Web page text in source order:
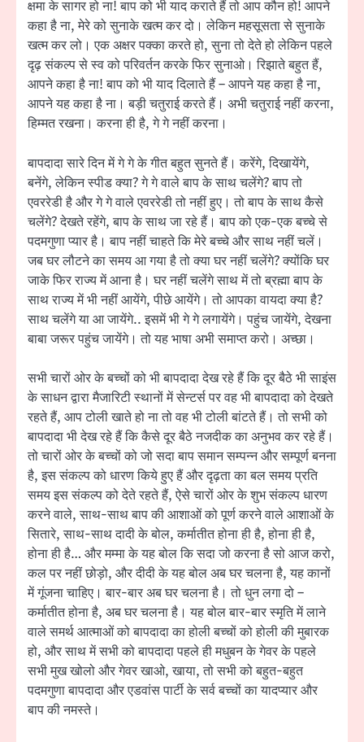
क्षमा के सागर हो ना! बाप को भी याद कराते हैं तो आप कौन हो! आपने
कहा है ना, मेरे को सुनाके खत्म कर दो। लेकिन महसूसता से सुनाके
खत्म कर लो। एक अक्षर पक्का करते हो, सुना तो देते हो लेकिन पहले
दृढ़ संकल्प से स्व को परिवर्तन करके फिर सुनाओ। रिझाते बहुत हैं,
आपने कहा है ना! बाप को भी याद दिलाते हैं – आपने यह कहा है ना,
आपने यह कहा है ना। बड़ी चतुराई करते हैं। अभी चतुराई नहीं करना,
हिम्मत रखना। करना ही है, गे गे नहीं करना।
बापदादा सारे दिन में गे गे के गीत बहुत सुनते हैं। करेंगे, दिखायेंगे,
बनेंगे, लेकिन स्पीड क्या? गे गे वाले बाप के साथ चलेंगे? बाप तो
एवररेडी है और गे गे वाले एवररेडी तो नहीं हुए। तो बाप के साथ कैसे
चलेंगे? देखते रहेंगे, बाप के साथ जा रहे हैं। बाप को एक-एक बच्चे से
पदमगुणा प्यार है। बाप नहीं चाहते कि मेरे बच्चे और साथ नहीं चलें।
जब घर लौटने का समय आ गया है तो क्या घर नहीं चलेंगे? क्योंकि घर
जाके फिर राज्य में आना है। घर नहीं चलेंगे साथ में तो ब्रह्मा बाप के
साथ राज्य में भी नहीं आयेंगे, पीछे आयेंगे। तो आपका वायदा क्या है?
साथ चलेंगे या आ जायेंगे.. इसमें भी गे गे लगायेंगे। पहुंच जायेंगे, देखना
बाबा जरूर पहुंच जायेंगे। तो यह भाषा अभी समाप्त करो। अच्छा।
सभी चारों ओर के बच्चों को भी बापदादा देख रहे हैं कि दूर बैठे भी साइंस
के साधन द्वारा मैजारिटी स्थानों में सेन्टर्स पर वह भी बापदादा को देखते
रहते हैं, आप टोली खाते हो ना तो वह भी टोली बांटते हैं। तो सभी को
बापदादा भी देख रहे हैं कि कैसे दूर बैठे नजदीक का अनुभव कर रहे हैं।
तो चारों ओर के बच्चों को जो सदा बाप समान सम्पन्न और सम्पूर्ण बनना
है, इस संकल्प को धारण किये हुए हैं और दृढ़ता का बल समय प्रति
समय इस संकल्प को देते रहते हैं, ऐसे चारों ओर के शुभ संकल्प धारण
करने वाले, साथ-साथ बाप की आशाओं को पूर्ण करने वाले आशाओं के
सितारे, साथ-साथ दादी के बोल, कर्मातीत होना ही है, होना ही है,
होना ही है… और मम्मा के यह बोल कि सदा जो करना है सो आज करो,
कल पर नहीं छोड़ो, और दीदी के यह बोल अब घर चलना है, यह कानों
में गूंजना चाहिए। बार-बार अब घर चलना है। तो धुन लगा दो –
कर्मातीत होना है, अब घर चलना है। यह बोल बार-बार स्मृति में लाने
वाले समर्थ आत्माओं को बापदादा का होली बच्चों को होली की मुबारक
हो, और साथ में सभी को बापदादा पहले ही मधुबन के गेवर के पहले
सभी मुख खोलो और गेवर खाओ, खाया, तो सभी को बहुत-बहुत
पदमगुणा बापदादा और एडवांस पार्टी के सर्व बच्चों का यादप्यार और
बाप की नमस्ते।